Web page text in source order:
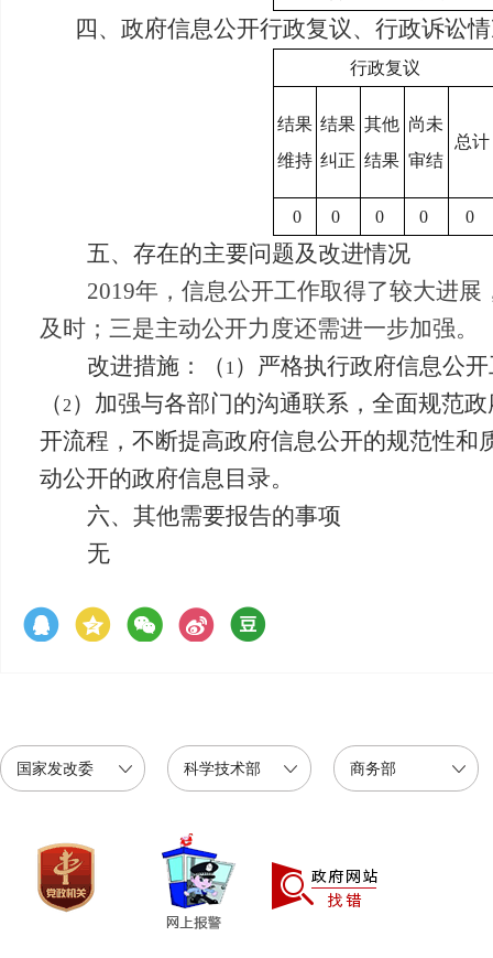
四、政府信息公开行政复议、行政诉讼
行政复议
结果
维持
结果
纠正
其他
结果
尚未
审结
总计
0 0 0 0 0
五、存在的主要问题及改进情况
2019年，信息公开工作取得了较大进
及时；三是主动公开力度还需进一步加强。
改进措施：（ 1 ）严格执行政府信息公
（ 2 ）加强与各部门的沟通联系，全面规范
开流程，不断提高政府信息公开的规范性和
动公开的政府信息目录。
六、其他需要报告的事项
无
国家发改委 科学技术部 商务部